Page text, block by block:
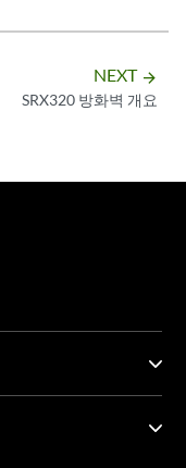
NEXT arrow_forward
SRX320 방화벽 개요